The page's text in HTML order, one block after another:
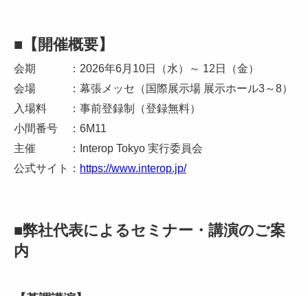
■【開催概要】
会期 ：2026年6月10日（水）～ 12日（金）
会場 ：幕張メッセ（国際展示場 展示ホール3～8）
入場料 ：事前登録制（登録無料）
小間番号 ：6M11
主催 ：Interop Tokyo 実行委員会
公式サイト： https://www.interop.jp/
■弊社代表によるセミナー・講演のご案
内